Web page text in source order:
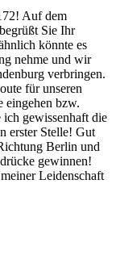
Auf dem
Sie Ihr
könnte es
nehme und wir
verbringen.
für unseren
eingehen bzw.
ich gewissenhaft die
erster Stelle! Gut
Berlin und
gewinnen!
Leidenschaft